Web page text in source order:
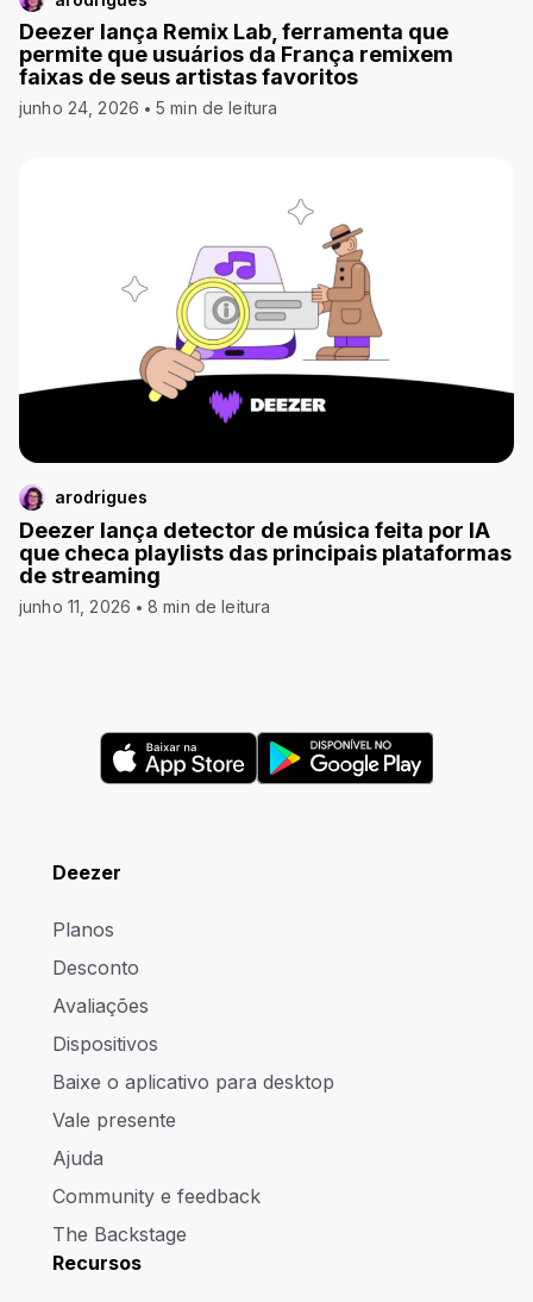
Deezer lança Remix Lab, ferramenta que
permite que usuários da França remixem
faixas de seus artistas favoritos
junho 24, 2026 5 min de leitura
arodrigues
Deezer lança detector de música feita por IA
que checa playlists das principais plataformas
de streaming
junho 11, 2026 8 min de leitura
Deezer
Planos
Desconto
Avaliações
Dispositivos
Baixe o aplicativo para desktop
Vale presente
Ajuda
Community e feedback
The Backstage
Recursos